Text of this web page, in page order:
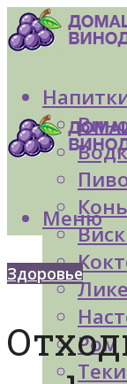
Ром
Меню
Здоровье